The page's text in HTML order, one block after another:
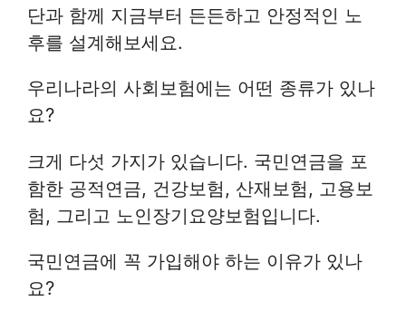
단과 함께 지금부터 든든하고 안정적인 노
후를 설계해보세요.
우리나라의 사회보험에는 어떤 종류가 있나
요?
크게 다섯 가지가 있습니다. 국민연금을 포
함한 공적연금, 건강보험, 산재보험, 고용보
험, 그리고 노인장기요양보험입니다.
국민연금에 꼭 가입해야 하는 이유가 있나
요?